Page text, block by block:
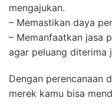
mengajukan.
– Memastikan daya
– Memanfaatkan jasa
agar peluang diterima
Dengan perencanaan
merek kamu bisa